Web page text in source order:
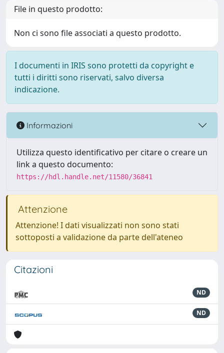
File in questo prodotto:
Non ci sono file associati a questo prodotto.
I documenti in IRIS sono protetti da copyright e
tutti i diritti sono riservati, salvo diversa
indicazione.
Informazioni
Utilizza questo identificativo per citare o creare un
link a questo documento:
https://hdl.handle.net/11580/36841
Attenzione
Attenzione! I dati visualizzati non sono stati
sottoposti a validazione da parte dell'ateneo
Citazioni
ND
ND